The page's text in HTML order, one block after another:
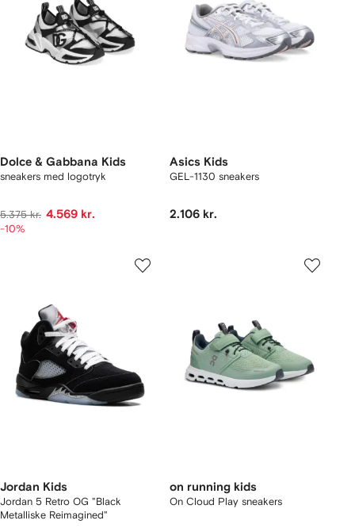
Dolce & Gabbana Kids
sneakers med logotryk
5.375 kr. 4.569 kr.
-10%
Asics Kids
GEL-1130 sneakers
2.106 kr.
Jordan Kids
Jordan 5 Retro OG "Black
Metalliske Reimagined"
on running kids
On Cloud Play sneakers